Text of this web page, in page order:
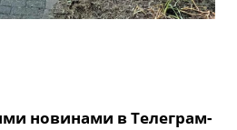
новинами в Телеграм-